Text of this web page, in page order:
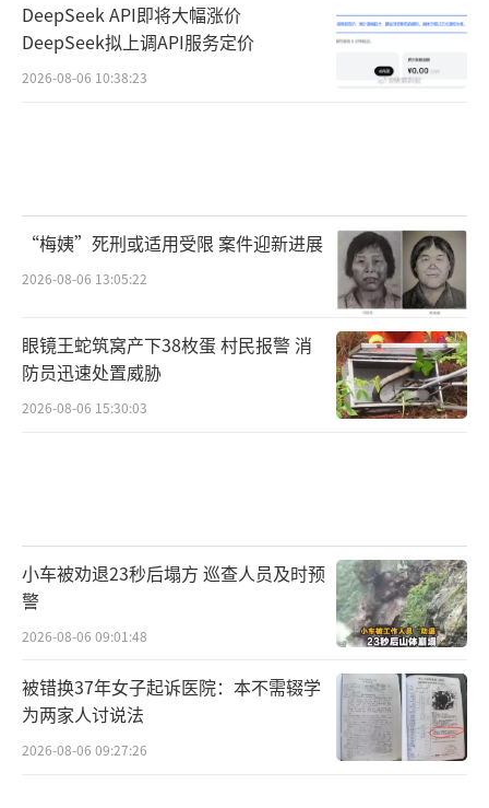
DeepSeek API即将大幅涨价
DeepSeek拟上调API服务定价
2026-08-06 10:38:23
“梅姨”死刑或适用受限 案件迎新进展
2026-08-06 13:05:22
眼镜王蛇筑窝产下38枚蛋 村民报警 消
防员迅速处置威胁
2026-08-06 15:30:03
小车被劝退23秒后塌方 巡查人员及时预
警
2026-08-06 09:01:48
被错换37年女子起诉医院：本不需辍学
为两家人讨说法
2026-08-06 09:27:26